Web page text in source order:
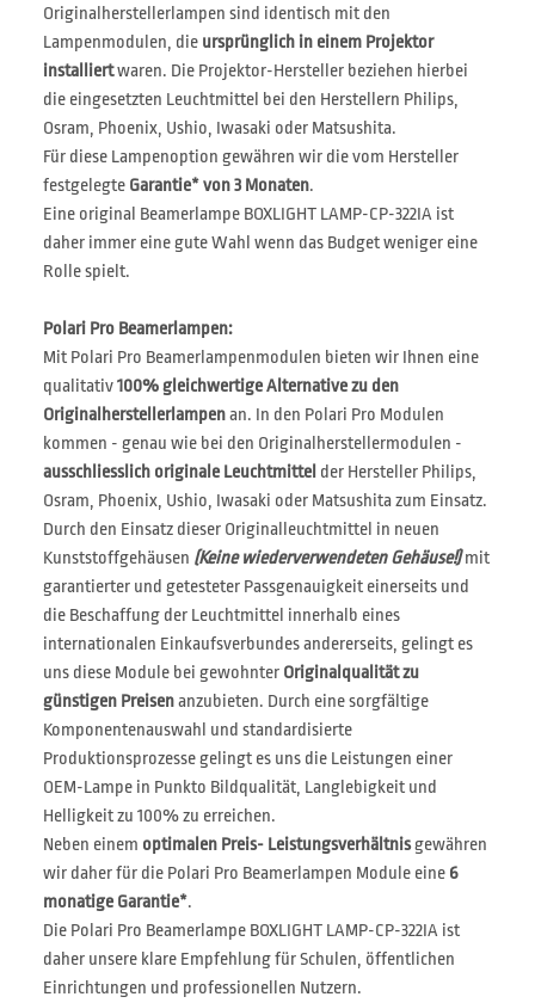
Originalherstellerlampen sind identisch mit den
Lampenmodulen, die ursprünglich in einem Projektor
installiertwaren. Die Projektor-Hersteller beziehen hierbei
die eingesetzten Leuchtmittel bei den Herstellern Philips,
Osram, Phoenix, Ushio, Iwasaki oder Matsushita.
Für diese Lampenoption gewähren wir die vom Hersteller
festgelegte Garantie* von 3 Monaten.
Eine original Beamerlampe BOXLIGHT LAMP-CP-322IA ist
daher immer eine gute Wahl wenn das Budget weniger eine
Rolle spielt.
Polari Pro Beamerlampen:
Mit Polari Pro Beamerlampenmodulen bieten wir Ihnen eine
qualitativ100% gleichwertige Alternative zu den
Originalherstellerlampenan. In den Polari Pro Modulen
kommen - genau wie bei den Originalherstellermodulen -
ausschliesslich originale Leuchtmittel der Hersteller Philips,
Osram, Phoenix, Ushio, Iwasaki oder Matsushita zum Einsatz.
Durch den Einsatz dieser Originalleuchtmittel in neuen
Kunststoffgehäusen (Keine wiederverwendeten Gehäuse!)mit
garantierter und getesteter Passgenauigkeit einerseits und
die Beschaffung der Leuchtmittel innerhalb eines
internationalen Einkaufsverbundes andererseits, gelingt es
uns diese Module bei gewohnter Originalqualität zu
günstigen Preisenanzubieten. Durch eine sorgfältige
Komponentenauswahl und standardisierte
Produktionsprozesse gelingt es uns die Leistungen einer
OEM-Lampe in Punkto Bildqualität, Langlebigkeit und
Helligkeit zu 100% zu erreichen.
Neben einem optimalen Preis- Leistungsverhältnisgewähren
wir daher für die Polari Pro Beamerlampen Module eine 6
monatige Garantie*.
Die Polari Pro Beamerlampe BOXLIGHT LAMP-CP-322IA ist
daher unsere klare Empfehlung für Schulen, öffentlichen
Einrichtungen und professionellen Nutzern.